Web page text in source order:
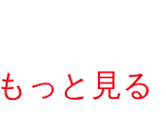
もっと見る